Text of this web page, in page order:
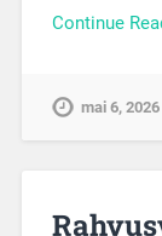
Continue
mai 6, 2026